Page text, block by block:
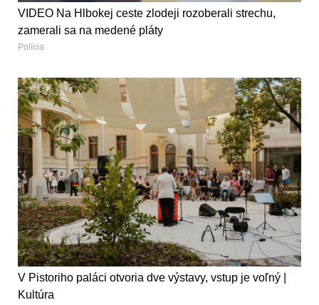
VIDEO Na Hlbokej ceste zlodeji rozoberali strechu,
zamerali sa na medené pláty
Polícia
V Pistoriho paláci otvoria dve výstavy, vstup je voľný |
Kultúra